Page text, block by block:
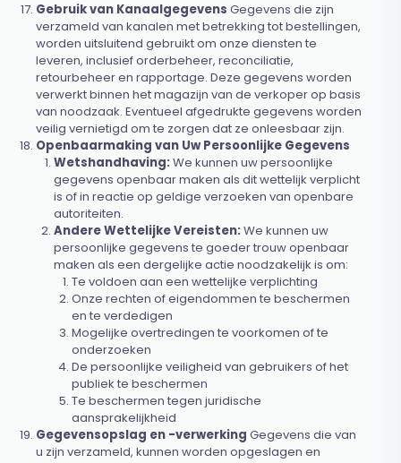
Gebruik van Kanaalgegevens Gegevens die zijn
verzameld van kanalen met betrekking tot bestellingen,
worden uitsluitend gebruikt om onze diensten te
leveren, inclusief orderbeheer, reconciliatie,
retourbeheer en rapportage. Deze gegevens worden
verwerkt binnen het magazijn van de verkoper op basis
van noodzaak. Eventueel afgedrukte gegevens worden
veilig vernietigd om te zorgen dat ze onleesbaar zijn.
Openbaarmaking van Uw Persoonlijke Gegevens
Wetshandhaving:We kunnen uw persoonlijke
gegevens openbaar maken als dit wettelijk verplicht
is of in reactie op geldige verzoeken van openbare
autoriteiten.
Andere Wettelijke Vereisten:We kunnen uw
persoonlijke gegevens te goeder trouw openbaar
maken als een dergelijke actie noodzakelijk is om:
Te voldoen aan een wettelijke verplichting
Onze rechten of eigendommen te beschermen
en te verdedigen
Mogelijke overtredingen te voorkomen of te
onderzoeken
De persoonlijke veiligheid van gebruikers of het
publiek te beschermen
Te beschermen tegen juridische
aansprakelijkheid
Gegevensopslag en -verwerking Gegevens die van
u zijn verzameld, kunnen worden opgeslagen en